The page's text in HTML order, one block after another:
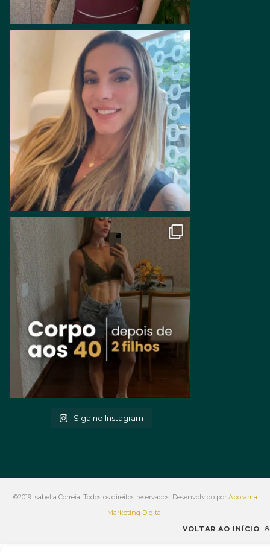
Siga no Instagram
©2019 Isabella Correia. Todos os direitos reservados. Desenvolvido por Aporama
Marketing Digital
VOLTAR AO INÍCIO